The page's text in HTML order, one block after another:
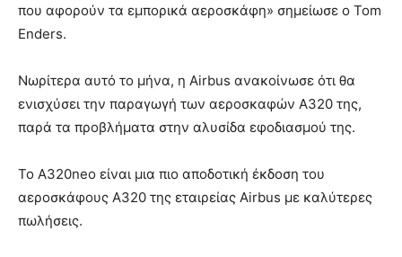
που αφορούν τα εμπορικά αεροσκάφη» σημείωσε ο Tom
Enders.
Νωρίτερα αυτό το μήνα, η Airbus ανακοίνωσε ότι θα
ενισχύσει την παραγωγή των αεροσκαφών A320 της,
παρά τα προβλήματα στην αλυσίδα εφοδιασμού της.
Το A320neo είναι μια πιο αποδοτική έκδοση του
αεροσκάφους A320 της εταιρείας Airbus με καλύτερες
πωλήσεις.